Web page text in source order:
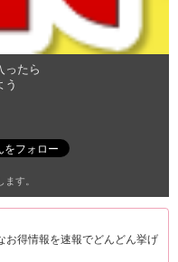
ったら
う
す。
お得情報を速報でどんどん挙げ